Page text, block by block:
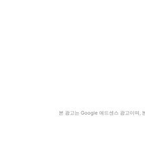
본 광고는 Google 애드센스 광고이며,